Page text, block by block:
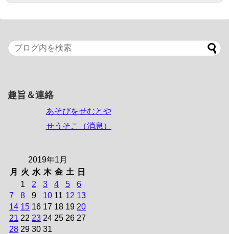
趣旨＆連絡
あそびをせむとや
せうそこ（消息）
2019年1月
月
火 水 木 金 土
日
1
2 3 4 5
6
7
8 9 10 11 12 13
14 15 16 17 18 19 20
21 22 23 24 25 26 27
28 29 30 31